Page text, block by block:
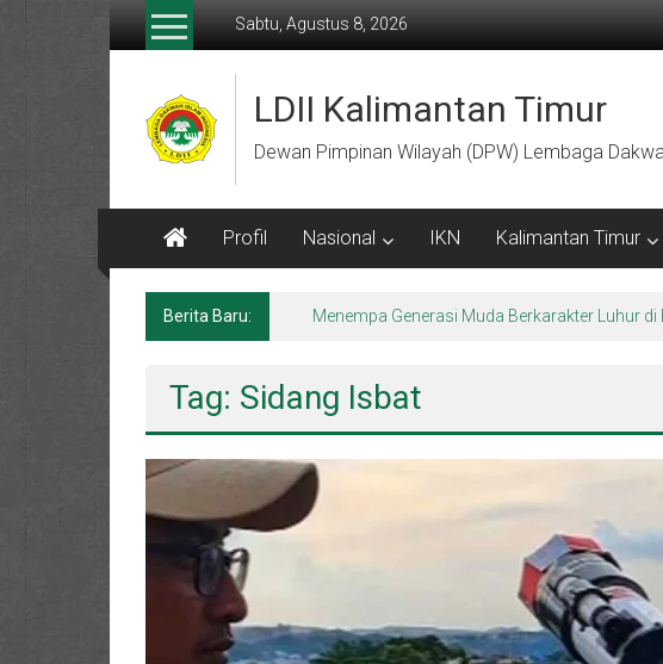
Lompat
Sabtu, Agustus 8, 2026
LDII Kalimantan Timur
Dewan Pimpinan Wilayah (DPW) Lembaga
Profil Nasional IKN Kalimantan Timur
Berita Baru: Menempa Generasi Muda Berkarakter Luhur
Tag: Sidang Isbat